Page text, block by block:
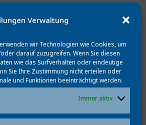
Verwaltung
wir Technologien wie Cookies, um
darauf zuzugreifen. Wenn Sie diesen
wie das Surfverhalten oder eindeutige
Sie Ihre Zustimmung nicht erteilen oder
und Funktionen beeinträchtigt werden.
Immer aktiv